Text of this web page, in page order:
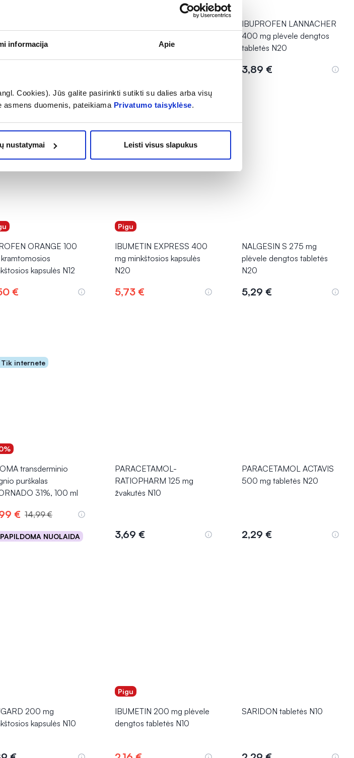
informacija Apie
Cookies). Jūs galite pasirinkti sutikti su dalies arba visų
duomenis, pateikiama Privatumo taisyklėse.
nustatymai Leisti visus slapukus
IBUPROFEN LANNACHER
400 mg plėvele dengtos
tabletės N20
3,89 €
ORANGE 100
kapsulės N12
€
Pigu
IBUMETIN EXPRESS 400
mg minkštosios kapsulės
N20
5,73 €
NALGESIN S 275 mg
plėvele dengtos tabletės
N20
5,29 €
Tik internete
transderminio
purškalas
31%, 100 ml
€ 14,99 €
NUOLAIDA
Į krepšelį
PARACETAMOL-
RATIOPHARM 125 mg
žvakutės N10
3,69 €
PARACETAMOL ACTAVIS
500 mg tabletės N20
2,29 €
200 mg
kapsulės N10
Pigu
IBUMETIN 200 mg plėvele
dengtos tabletės N10
SARIDON tabletės N10